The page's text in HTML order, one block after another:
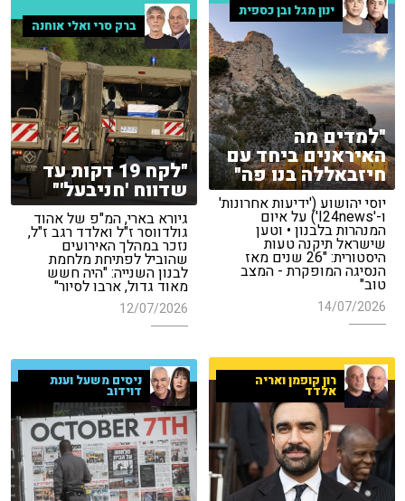
ינון מגל ובן כספית
"למדים מה
האיראנים ביחד עם
חיזבאללה בנו פה"
יוסי יהושוע ('ידיעות אחרונות'
ו-'I24news') על איום
המנהרות בלבנון • וטען
שישראל תיקנה טעות
היסטורית: "26 שנים מאז
הנסיגה המופקרת - המצב
טוב"
14/07/2026
ברק סרי ואלי אוחנה
"לקח 19 דקות עד
שדווח 'חניבעל'"
גיורא בארי, המ"פ של אהוד
גולדווסר ז"ל ואלדד רגב ז"ל,
נזכר במהלך האירועים
שהוביל לפתיחת מלחמת
לבנון השנייה: "היה חשש
מאוד גדול, ארבו לסיור"
12/07/2026
רון קופמן ואריה
אלדד
ניסים משעל וענת
דוידוב